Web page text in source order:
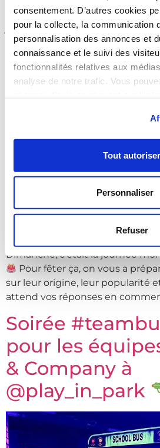
consentement. D’autres cookies
pour la collecte, la communication
personnalisation des annonces et
connaissance et le suivi des
fonctionnalités relatives aux
analyse de notre trafic. Vous
Tout autoriser
Personnaliser
Refuser
Nos métiers
Nos réalisations
Notre
Contactez
journée
#emojis .
Dimanche, c’était la journée
Pour fêter ça, on vous a
sur leur origine, leur popularité
attend vos réponses en
Soirée
pour les
& Company à
@play_in_park